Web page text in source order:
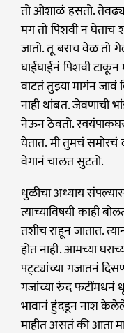
तो ओशाळं हसतो.
मग तो पिशवी न घेताच
जातो. तू बराच वेळ तो
घाईघाईनं पिशवी
वाटतं तुझ्या मागंन जावं
नाही थांबत. जेवणाची
नेऊन ठेवतो.
येतात. मी तुमचं
वेगानं चालत सुटतो.
धुळीचा अध्याय
त्याच्याविषयी काही
तशीच राहून जातात.
होत नाही. आमच्या
पट्‌ट्यांच्या गजातनं
गजांच्या रुंद फटींमधनं
भावानं हुंदडून नाश
माहीत असतं की आता